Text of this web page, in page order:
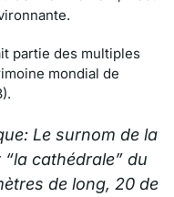
partie des multiples
mondial de
Le surnom de la
cathédrale” du
de long, 20 de